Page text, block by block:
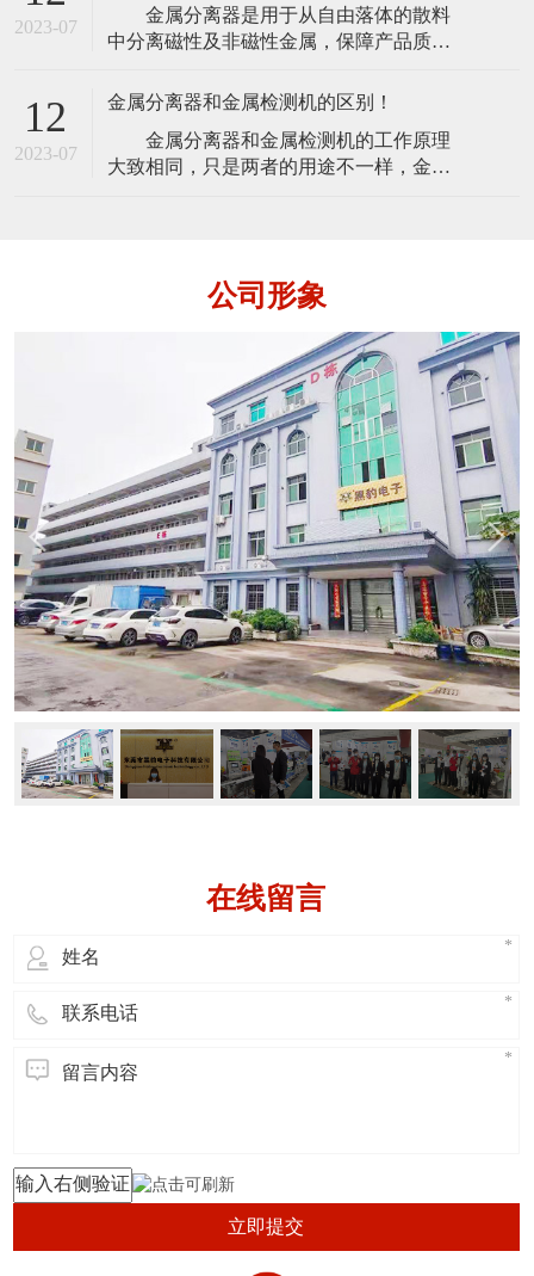
低，对铁的检测功能越好；作业频率越
高，对高碳钢的检测功能越好。检测器的
2023-07
金属分离器是用于从自由落体的散料
中分离磁性及非磁性金属，保障产品质
测散料产品，避免金属颗粒、金属粉末、
提高生产效率、提高原料利用率、提升产
品质量、减少设备维修费用及停工维修带
12
2023-07
金属分离器和金属检测机的区别！
金属分离器和金属检测机的工作原理
大致相同，只是两者的用途不一样，金属
这样的金属检测机。它是在金检机的功能
公司形象
在线留言
立即提交